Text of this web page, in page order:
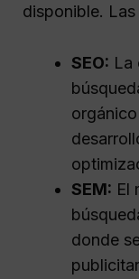
disponible.
SEO: La
SEM: El
donde